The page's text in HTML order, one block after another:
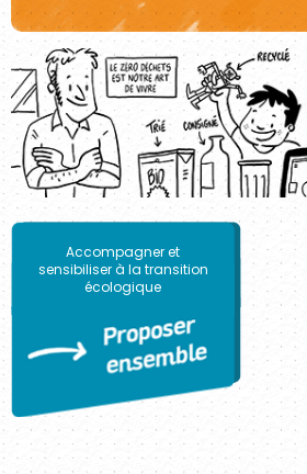
Accompagner et
sensibiliser à la transition
écologique